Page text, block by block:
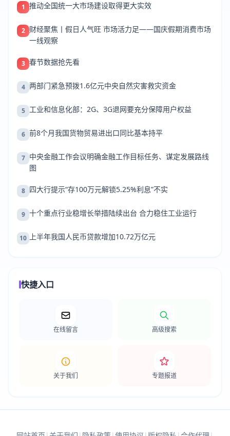
1 推动全国统一大市场建设取得更大实效
2 财经聚焦丨假日人气旺 市场活力足——国庆假期消费市场
一线观察
3 春节数据抢先看
4 两部门紧急预拨1.6亿元中央自然灾害救灾资金
5 工业和信息化部：2G、3G退网要充分保障用户权益
6 前8个月我国货物贸易进出口同比基本持平
7 中央金融工作会议明确金融工作目标任务、谋定发展路线
图
8 四大行提示“存100万元解锁5.25%利息”不实
9 十个重点行业稳增长举措陆续出台 合力稳住工业运行
10 上半年我国人民币贷款增加10.72万亿元
快捷入口
在线留言 高级搜索
关于我们 专题报道